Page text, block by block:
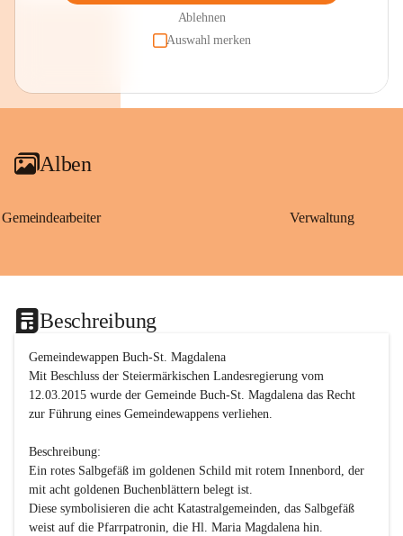
Ablehnen
Auswahl merken
Alben
Gemeindearbeiter Verwaltung
Beschreibung
Gemeindewappen Buch-St. Magdalena
Mit Beschluss der Steiermärkischen Landesregierung vom
12.03.2015 wurde der Gemeinde Buch-St. Magdalena das Recht
zur Führung eines Gemeindewappens verliehen.
Beschreibung:
Ein rotes Salbgefäß im goldenen Schild mit rotem Innenbord, der
mit acht goldenen Buchenblättern belegt ist.
Diese symbolisieren die acht Katastralgemeinden, das Salbgefäß